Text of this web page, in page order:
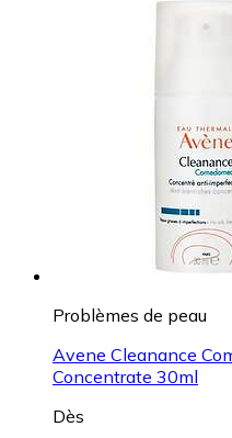
Problèmes de peau
Avene Cleanance
Concentrate 30ml
Dès